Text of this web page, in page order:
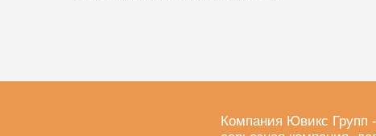
Компания Ювикс Групп